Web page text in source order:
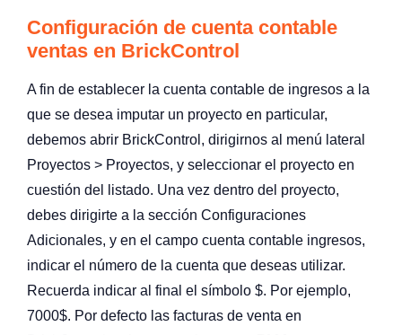
Configuración de cuenta contable
ventas en BrickControl
A fin de establecer la cuenta contable de ingresos a la
que se desea imputar un proyecto en particular,
debemos abrir BrickControl, dirigirnos al menú lateral
Proyectos > Proyectos, y seleccionar el proyecto en
cuestión del listado. Una vez dentro del proyecto,
debes dirigirte a la sección Configuraciones
Adicionales, y en el campo cuenta contable ingresos,
indicar el número de la cuenta que deseas utilizar.
Recuerda indicar al final el símbolo $. Por ejemplo,
7000$. Por defecto las facturas de venta en